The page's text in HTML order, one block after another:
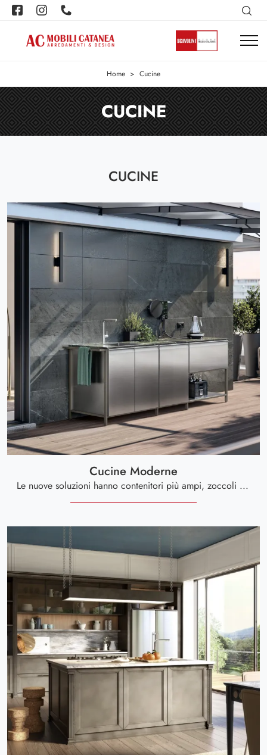
Home > Cucine
CUCINE
CUCINE
Cucine Moderne
Le nuove soluzioni hanno contenitori più ampi, zoccoli ribassati, moduli più profondi ed elementi dal design molto alto, per consentire una maggiore organizzazione dello spazio.